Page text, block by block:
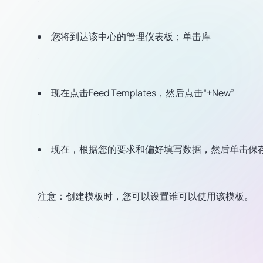
您将到达该中心的管理仪表板；单击库
现在点击Feed Templates，然后点击“+New”
现在，根据您的要求和偏好填写数据，然后单击保
注意： 创建模板时，您可以设置谁可以使用该模板。